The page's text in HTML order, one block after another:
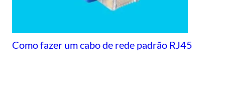
Como fazer um cabo de rede padrão RJ45